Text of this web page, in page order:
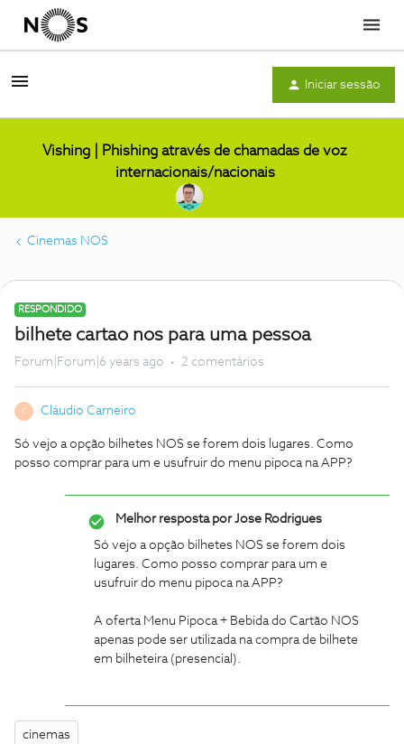
Menu
Iniciar sessão
Vishing | Phishing através de chamadas de voz
internacionais/nacionais
Cinemas NOS
RESPONDIDO
bilhete cartao nos para uma pessoa
Forum|Forum|6 years ago 2 comentários
C Cláudio Carneiro
Só vejo a opção bilhetes NOS se forem dois lugares. Como
posso comprar para um e usufruir do menu pipoca na APP?
Melhor resposta porJose Rodrigues
Só vejo a opção bilhetes NOS se forem dois
lugares. Como posso comprar para um e
usufruir do menu pipoca na APP?
A oferta Menu Pipoca + Bebida do Cartão NOS
apenas pode ser utilizada na compra de bilhete
em bilheteira (presencial).
cinemas